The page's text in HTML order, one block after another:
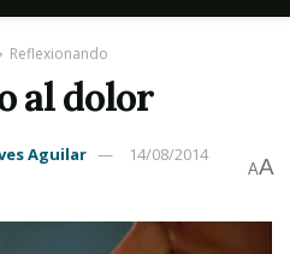
Reflexionando
al dolor
Aguilar
14/08/2014
AA